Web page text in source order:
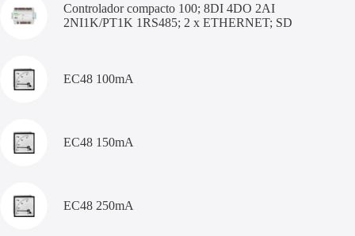
Controlador compacto 100; 8DI 4DO 2AI
2NI1K/PT1K 1RS485; 2 x ETHERNET; SD
EC48 100mA
EC48 150mA
EC48 250mA